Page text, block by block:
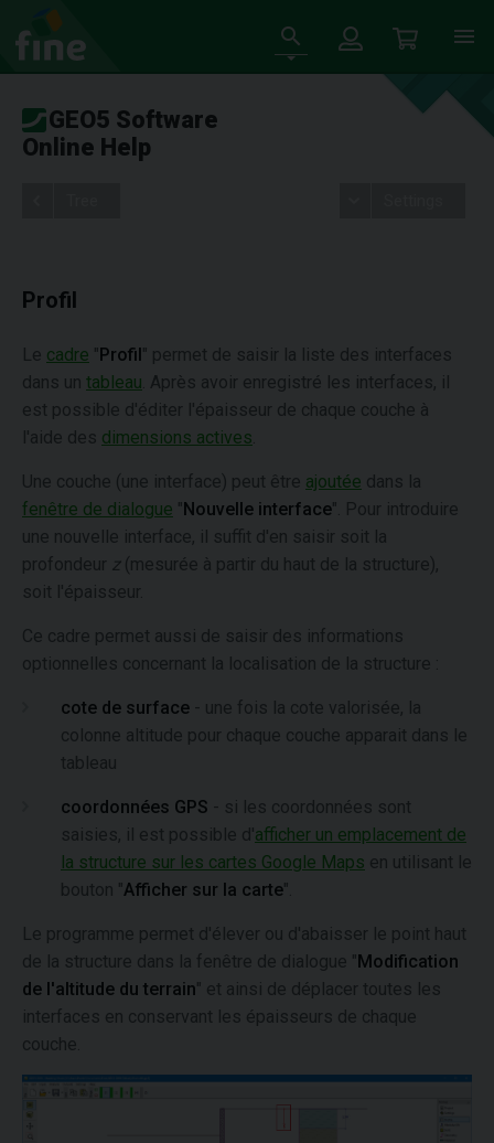
GEO5 Software
Online Help
Profil
Le cadre "Profil" permet de saisir la liste des interfaces
dans un tableau . Après avoir enregistré les interfaces, il
est possible d'éditer l'épaisseur de chaque couche à
l'aide des dimensions actives
Une couche (une interface) peut être ajoutée dans la
fenêtre de dialogue "Nouvelle interface". Pour introduire
une nouvelle interface, il suffit d'en saisir soit la
profondeur z(mesurée à partir du haut de la structure),
soit l'épaisseur.
Ce cadre permet aussi de saisir des informations
optionnelles concernant la localisation de la structure :
cote de surface - une fois la cote valorisée, la
colonne altitude pour chaque couche apparait dans le
tableau
coordonnées GPS - si les coordonnées sont
saisies, il est possible d'afficher un emplacement de
la structure sur les cartes Google Maps en utilisant le
bouton "Afficher sur la carte".
Le programme permet d'élever ou d'abaisser le point haut
de la structure dans la fenêtre de dialogue "Modification
de l'altitude du terrain" et ainsi de déplacer toutes les
interfaces en conservant les épaisseurs de chaque
couche.